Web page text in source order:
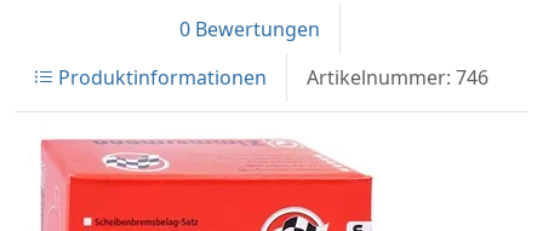
0 Bewertungen
Produktinformationen
Artikelnummer: 746